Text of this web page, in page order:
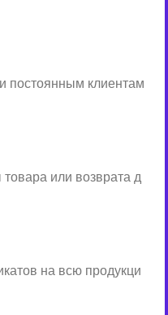
постоянным клиентам
или возврата д
на всю продукци